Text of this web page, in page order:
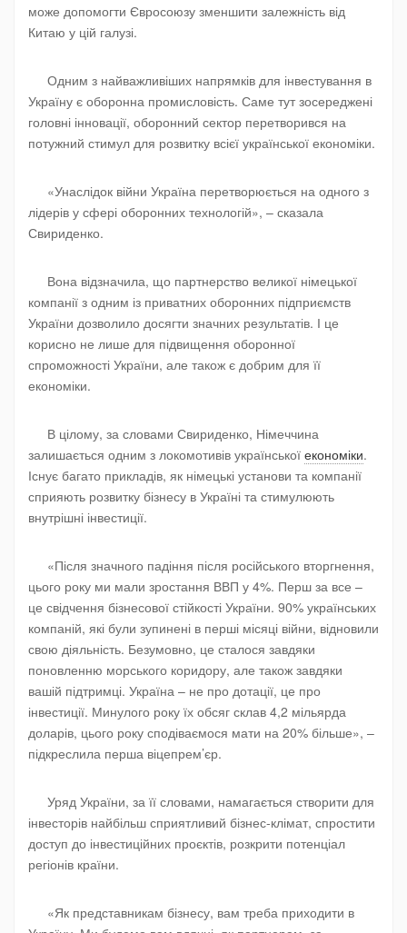
може допомогти Євросоюзу зменшити залежність від
Китаю у цій галузі.
Одним з найважливіших напрямків для інвестування в
Україну є оборонна промисловість. Саме тут зосереджені
головні інновації, оборонний сектор перетворився на
потужний стимул для розвитку всієї української економіки.
«Унаслідок війни Україна перетворюється на одного з
лідерів у сфері оборонних технологій», – сказала
Свириденко.
Вона відзначила, що партнерство великої німецької
компанії з одним із приватних оборонних підприємств
України дозволило досягти значних результатів. І це
корисно не лише для підвищення оборонної
спроможності України, але також є добрим для її
економіки.
В цілому, за словами Свириденко, Німеччина
залишається одним з локомотивів української економіки.
Існує багато прикладів, як німецькі установи та компанії
сприяють розвитку бізнесу в Україні та стимулюють
внутрішні інвестиції.
«Після значного падіння після російського вторгнення,
цього року ми мали зростання ВВП у 4%. Перш за все –
це свідчення бізнесової стійкості України. 90% українських
компаній, які були зупинені в перші місяці війни, відновили
свою діяльність. Безумовно, це сталося завдяки
поновленню морського коридору, але також завдяки
вашій підтримці. Україна – не про дотації, це про
інвестиції. Минулого року їх обсяг склав 4,2 мільярда
доларів, цього року сподіваємося мати на 20% більше», –
підкреслила перша віцепрем’єр.
Уряд України, за її словами, намагається створити для
інвесторів найбільш сприятливий бізнес-клімат, спростити
доступ до інвестиційних проєктів, розкрити потенціал
регіонів країни.
«Як представникам бізнесу, вам треба приходити в